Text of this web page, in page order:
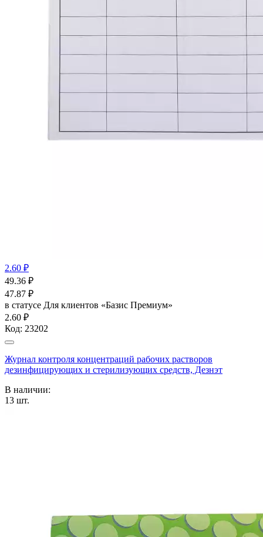
2.60 ₽
49.36 ₽
47.87 ₽
в статусе Для клиентов «Базис Премиум»
2.60 ₽
Код: 23202
Журнал контроля концентраций рабочих растворов
дезинфицирующих и стерилизующих средств, Дезнэт
В наличии:
13 шт.